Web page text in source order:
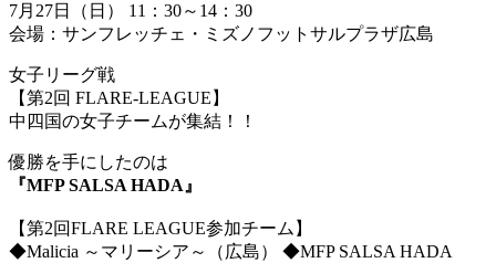
7月27日（日） 11：30～14：30
会場：サンフレッチェ・ミズノフットサルプラザ広島
女子リーグ戦
【第2回 FLARE-LEAGUE】
中四国の女子チームが集結！！
優勝を手にしたのは
『MFP SALSA HADA』
【第2回FLARE LEAGUE参加チーム】
◆Malicia ～マリーシア～（広島） ◆MFP SALSA HADA